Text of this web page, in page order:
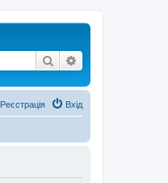
Пошук
Вхід
Реєстрація